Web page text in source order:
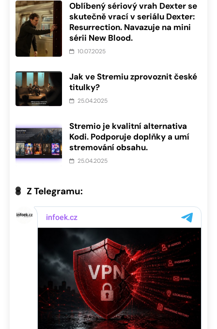
Oblíbený sériový vrah Dexter se
skutečně vrací v seriálu Dexter:
Resurrection. Navazuje na mini
sérii New Blood.
10.07.2025
Jak ve Stremiu zprovoznit české
titulky?
25.04.2025
Stremio je kvalitní alternativa
Kodi. Podporuje doplňky a umí
stremování obsahu.
25.04.2025
Z Telegramu: